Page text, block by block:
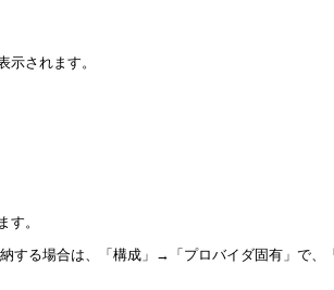
示されます。
す。
する場合は、「構成」→「プロバイダ固有 」で、